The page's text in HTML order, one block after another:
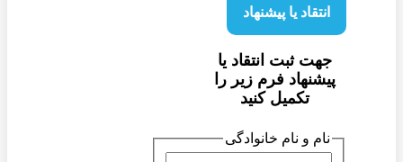
انتقاد یا پیشنهاد
جهت ثبت انتقاد یا
پیشنهاد فرم زیر را
تکمیل کنید
نام و نام خانوادگی